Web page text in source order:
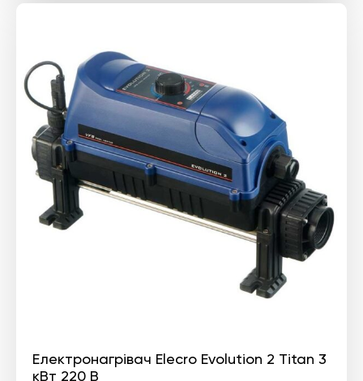
Електронагрівач Elecro Evolution 2 Titan 3
кВт 220 В